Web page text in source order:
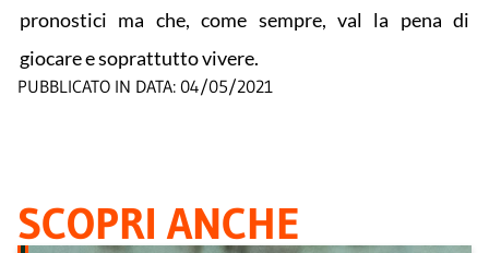
pronostici ma che, come sempre, val la pena di
giocare e soprattutto vivere.
PUBBLICATO IN DATA: 04/05/2021
SCOPRI ANCHE